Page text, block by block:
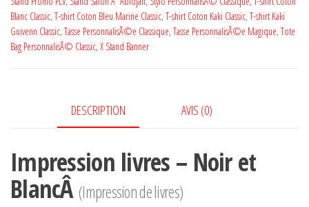
Blanc Classic, T-shirt Coton Bleu Marine Classic, T-shirt Coton Kaki Classic, T-shirt Kaki
Guivenn Classic, Tasse PersonnalisÃ©e Classique, Tasse PersonnalisÃ©e Magique, Tote
Bag PersonnalisÃ© Classic, X Stand Banner
DESCRIPTION AVIS (0)
Impression livres – Noir et
BlancÂ (Impression de livres)